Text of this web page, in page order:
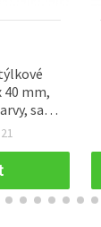
40 mm,
sada